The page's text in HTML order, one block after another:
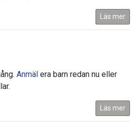
Läs mer
Anmäl era barn redan nu eller
Läs mer